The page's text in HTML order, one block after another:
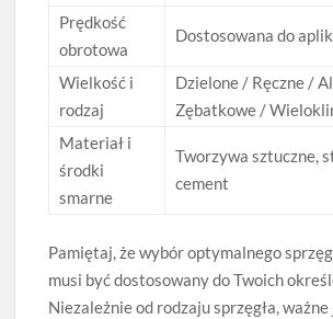
Prędkość
obrotowa
Dostosowana do
Wielkość i
rodzaj
Dzielone / Ręczne /
Zębatkowe /
Materiał i
środki
smarne
Tworzywa sztuczne,
cement
Pamiętaj, że wybór optymalnego
musi być dostosowany do Twoich
Niezależnie od rodzaju sprzęgła,